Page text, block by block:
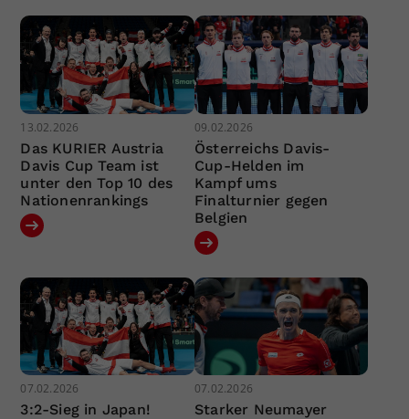
13.02.2026
Das KURIER Austria
Davis Cup Team ist
unter den Top 10 des
Nationenrankings
09.02.2026
Österreichs Davis-
Cup-Helden im
Kampf ums
Finalturnier gegen
Belgien
07.02.2026
3:2-Sieg in Japan!
07.02.2026
Starker Neumayer